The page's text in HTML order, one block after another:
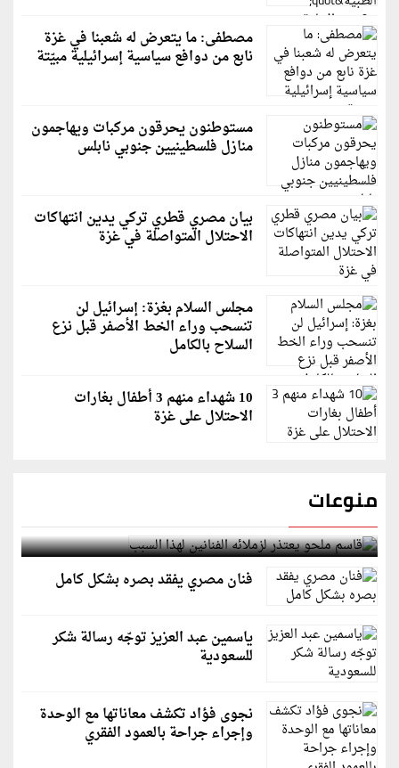
مصطفى: ما يتعرض له شعبنا في غزة
نابع من دوافع سياسية إسرائيلية مبيّتة
مستوطنون يحرقون مركبات ويهاجمون
منازل فلسطينيين جنوبي نابلس
بيان مصري قطري تركي يدين انتهاكات
الاحتلال المتواصلة في غزة
مجلس السلام بغزة: إسرائيل لن
تنسحب وراء الخط الأصفر قبل نزع
السلاح بالكامل
10 شهداء منهم 3 أطفال بغارات
الاحتلال على غزة
منوعات
قاسم ملحو يعتذر لزملائه الفنانين لهذا السبب
فنان مصري يفقد بصره بشكل كامل
ياسمين عبد العزيز توجّه رسالة شكر
للسعودية
نجوى فؤاد تكشف معاناتها مع الوحدة
وإجراء جراحة بالعمود الفقري